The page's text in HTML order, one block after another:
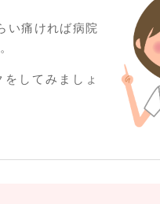
い痛ければ病院
してみましょ